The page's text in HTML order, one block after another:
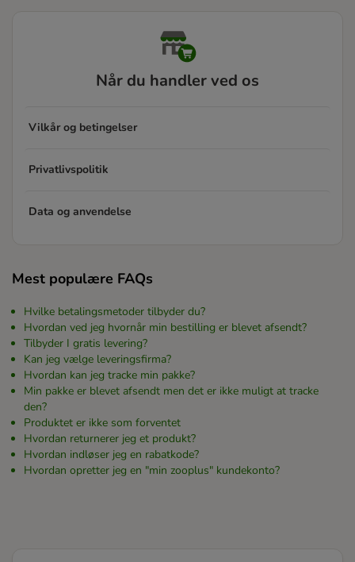
Når du handler ved os
Vilkår og betingelser
Privatlivspolitik
Data og anvendelse
Mest populære FAQs
Hvilke betalingsmetoder tilbyder du?
Hvordan ved jeg hvornår min bestilling er blevet afsendt?
Tilbyder I gratis levering?
Kan jeg vælge leveringsfirma?
Hvordan kan jeg tracke min pakke?
Min pakke er blevet afsendt men det er ikke muligt at tracke
den?
Produktet er ikke som forventet
Hvordan returnerer jeg et produkt?
Hvordan indløser jeg en rabatkode?
Hvordan opretter jeg en "min zooplus" kundekonto?